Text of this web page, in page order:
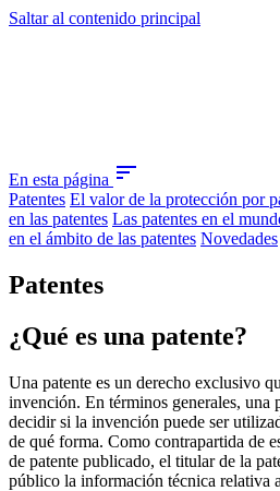
Saltar al contenido principal
En esta página sort
Patentes El valor de la protección por
en las patentes Las patentes en el
en el ámbito de las patentes Novedades
Patentes
¿Qué es una patente?
Una patente es un derecho exclusivo
invención. En términos generales, una
decidir si la invención puede ser
de qué forma. Como contrapartida de
de patente publicado, el titular de la
público la información técnica relativa